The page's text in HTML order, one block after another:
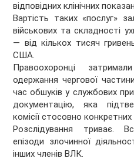
відповідних клінічних
Вартість таких «послуг»
військових та складності
— від кількох тисяч
США.
Правоохоронці
одержання чергової
час обшуків у службових
документацію, яка
комісії стосовно
Розслідування триває.
епізоди злочинної
інших членів ВЛК.